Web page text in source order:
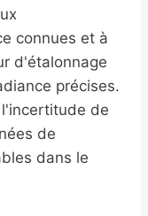
connues et à
d'étalonnage
précises.
de
de
dans le